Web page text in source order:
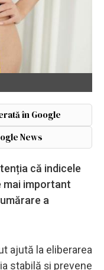
în Google
News
că indicele
mai important
a
ajută la eliberarea
stabilă și prevene